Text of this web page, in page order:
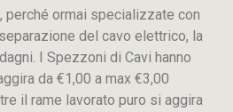
perché ormai specializzate con
del cavo elettrico, la
I Spezzoni di Cavi hanno
da €1,00 a max €3,00
il rame lavorato puro si aggira